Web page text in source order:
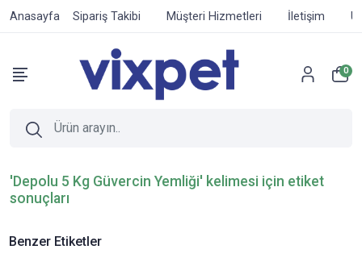
Anasayfa Sipariş Takibi Müşteri Hizmetleri İletişim
0
'Depolu 5 Kg Güvercin Yemliği' kelimesi için etiket
sonuçları
Benzer Etiketler